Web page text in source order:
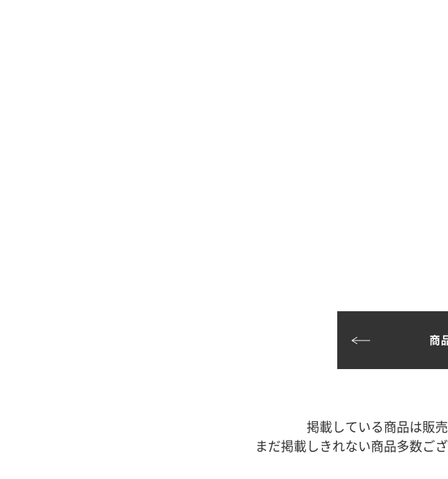
商
掲載している商品は販
まだ掲載しきれない商品多数ご